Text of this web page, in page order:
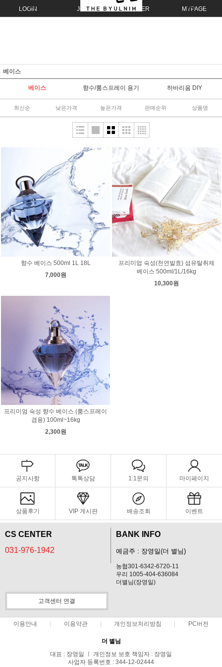
LOGIN JOIN ORDER MYPAGE
베이스
베이스 향수/룸스프레이 용기 하바리움 DIY
최신순 낮은가격 높은가격 판매순위 상품명
향수 베이스 500ml 1L 18L
7,000원
프리미엄 숙성(천연발효) 섬유탈취제
베이스 500ml/1L/16kg
10,300원
프리미엄 숙성 향수 베이스 (룸스프레이
겸용) 100ml~16kg
2,300원
공지사항 톡톡상담 1:1문의 마이페이지
상품후기 VIP 게시판 배송조회 이벤트
CS CENTER
031-976-1942
BANK INFO
예금주 : 장영일(더 별님)
농협301-6342-6720-11
우리 1005-404-636084
더별님(장영일)
고객센터 연결
이용안내 이용약관 개인정보처리방침 PC버전
더 별님
대표 : 장영일 ㅣ 개인정보 보호 책임자 : 장영일
사업자 등록번호 : 344-12-02444